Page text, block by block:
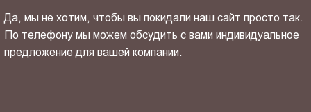
Да, мы не хотим, чтобы вы покидали наш сайт просто так.
По телефону мы можем обсудить с вами индивидуальное
предложение для вашей компании.
ОТПРАВИТЬ СВОЙ КОНТАКТ